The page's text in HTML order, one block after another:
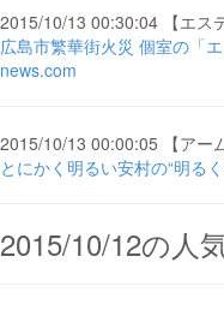
2015/10/13 00:30:04 【エス
広島市繁華街火災 個室の「
news.com
2015/10/13 00:00:05 【アー
とにかく明るい安村の“明る
2015/10/12の人